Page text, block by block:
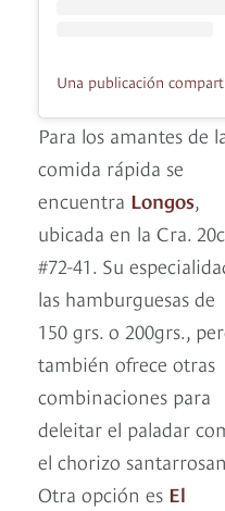
Para los amantes de
comida rápida se
encuentra Longos,
ubicada en la Cra. 20c
#72-41. Su
las hamburguesas de
150 grs. o 200grs.,
también ofrece otras
combinaciones para
deleitar el paladar
el chorizo
Otra opción es El